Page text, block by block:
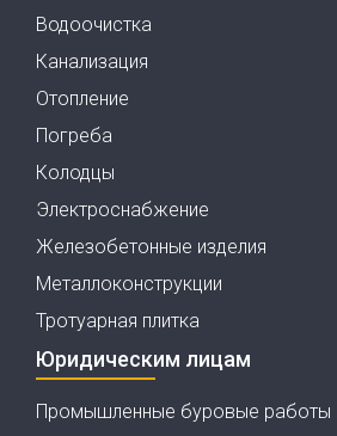
Водоочистка
Канализация
Отопление
Погреба
Колодцы
Электроснабжение
Железобетонные изделия
Металлоконструкции
Тротуарная плитка
Юридическим лицам
Промышленные буровые работы